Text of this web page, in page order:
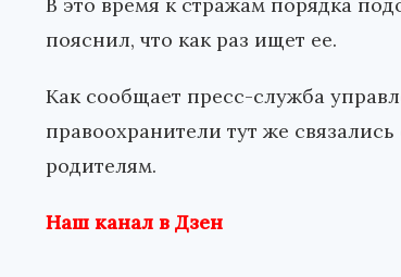
пояснил, что как раз ищет ее.
Как сообщает пресс-служба
правоохранители тут же
родителям.
Наш канал в Дзен